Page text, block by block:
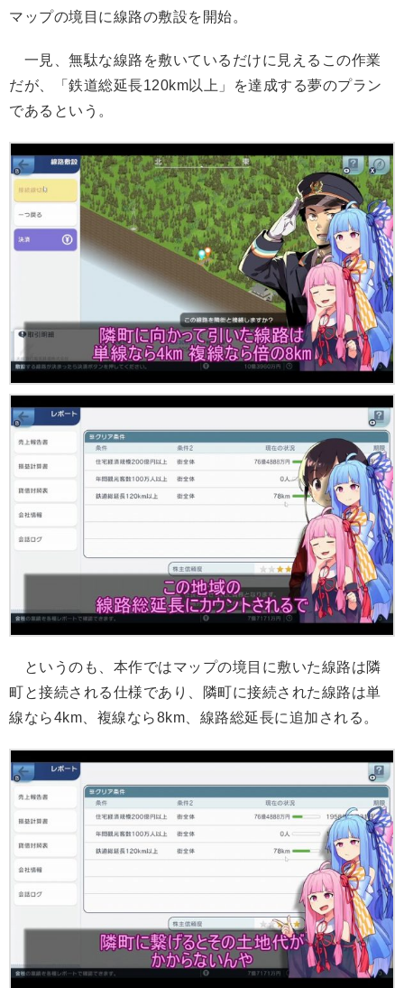
マップの境目に線路の敷設を開始。
一見、無駄な線路を敷いているだけに見えるこの作業
だが、「鉄道総延長120km以上」を達成する夢のプラン
であるという。
というのも、本作ではマップの境目に敷いた線路は隣
町と接続される仕様であり、隣町に接続された線路は単
線なら4km、複線なら8km、線路総延長に追加される。